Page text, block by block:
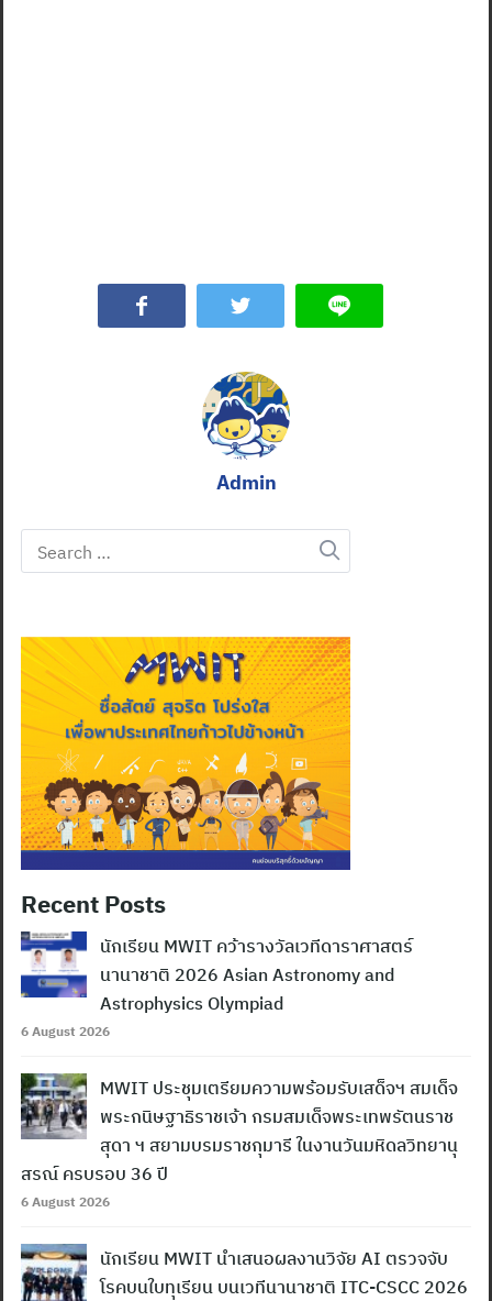
Admin
Search
for:
Recent Posts
นักเรียน MWIT คว้ารางวัลเวทีดาราศาสตร์
นานาชาติ 2026 Asian Astronomy and
Astrophysics Olympiad
6 August 2026
MWIT ประชุมเตรียมความพร้อมรับเสด็จฯ สมเด็จ
พระกนิษฐาธิราชเจ้า กรมสมเด็จพระเทพรัตนราช
สุดา ฯ สยามบรมราชกุมารี ในงานวันมหิดลวิทยานุ
สรณ์ ครบรอบ 36 ปี
6 August 2026
นักเรียน MWIT นำเสนอผลงานวิจัย AI ตรวจจับ
โรคบนใบทุเรียน บนเวทีนานาชาติ ITC-CSCC 2026